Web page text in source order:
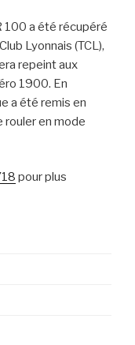
100 a été récupéré
Lyonnais (TCL),
repeint aux
1900. En
a été remis en
rouler en mode
pour plus